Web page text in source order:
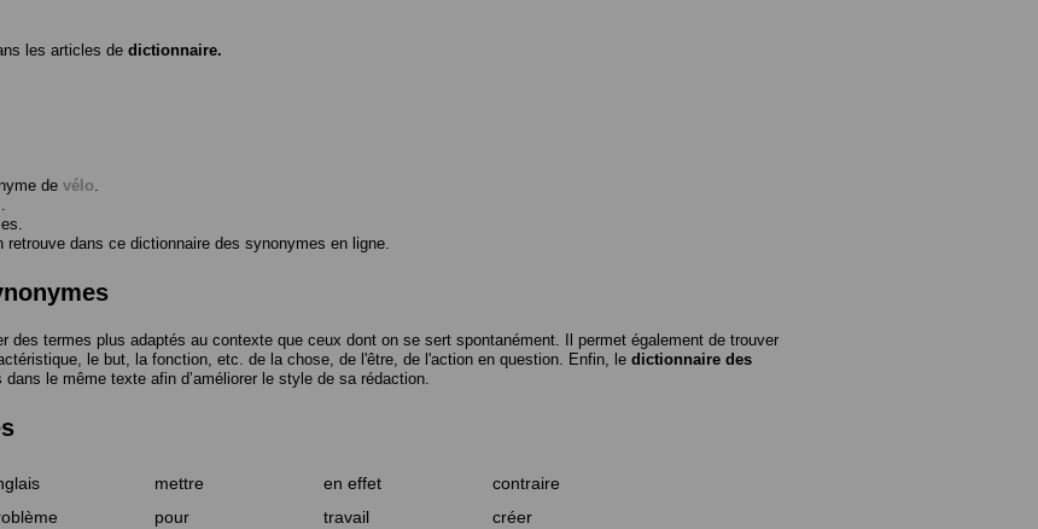
les articles de dictionnaire.
de vélo.
retrouve dans ce dictionnaire des synonymes en ligne.
des termes plus adaptés au contexte que ceux dont on se sert spontanément. Il permet également de trouver
le but, la fonction, etc. de la chose, de l'être, de l'action en question. Enfin, le dictionnaire des
dans le même texte afin d’améliorer le style de sa rédaction.
mettre en effet
contraire
pour travail
créer